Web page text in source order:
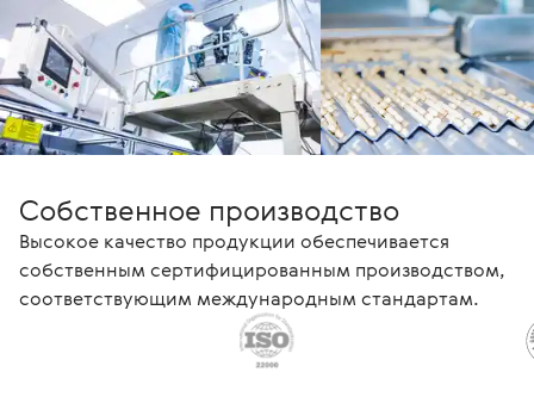
Собственное производство
Высокое качество продукции обеспечивается
собственным сертифицированным производством,
соответствующим международным стандартам.